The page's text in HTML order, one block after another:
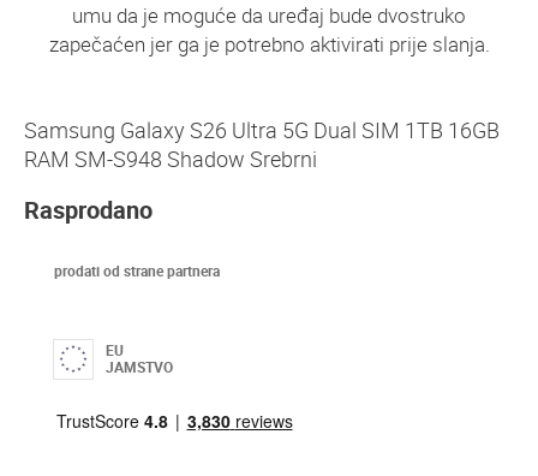
umu da je moguće da uređaj bude dvostruko
zapečaćen jer ga je potrebno aktivirati prije slanja.
Samsung Galaxy S26 Ultra 5G Dual SIM 1TB 16GB
RAM SM-S948 Shadow Srebrni
Rasprodano
prodati od strane partnera
EU
JAMSTVO